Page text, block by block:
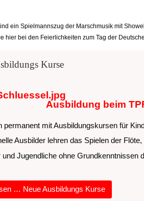
ein Spielmannszug der Marschmusik mit
hier bei den Feierlichkeiten zum Tag der
Kurse
Ausbildung beim
permanent mit Ausbildungskursen für
Ausbilder lehren das Spielen der
und Jugendliche ohne
… Neue Ausbildungs Kurse